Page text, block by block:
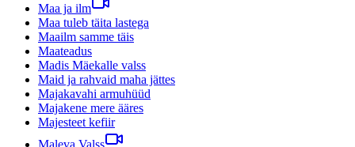
Maa ja ilm
Maa tuleb täita lastega
Maailm samme täis
Maateadus
Madis Mäekalle valss
Maid ja rahvaid maha jättes
Majakavahi armuhüüd
Majakene mere ääres
Majesteet kefiir
Maleva Valss